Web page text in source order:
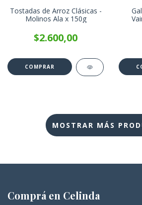
Tostadas de Arroz Clásicas -
Molinos Ala x 150g
$2.600,00
MOSTRAR MÁS
Comprá en Celinda